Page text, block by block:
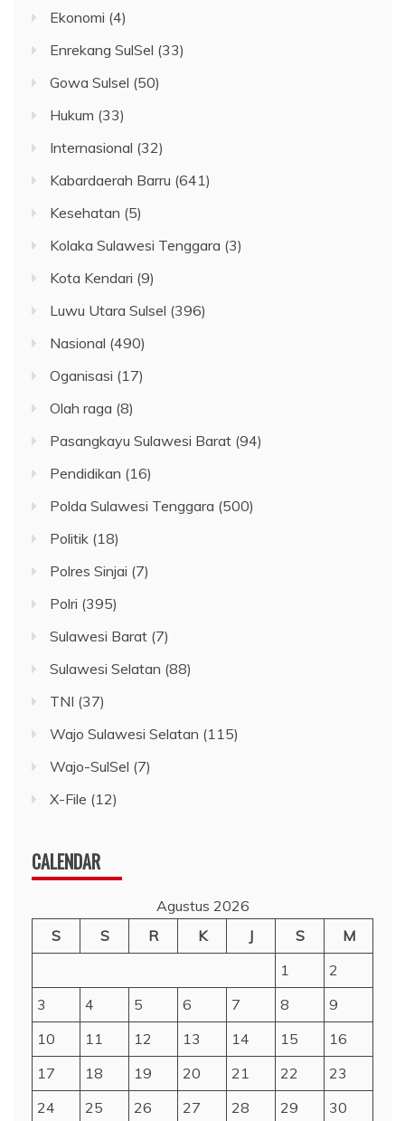
Ekonomi (4)
Enrekang SulSel (33)
Gowa Sulsel (50)
Hukum (33)
Internasional (32)
Kabardaerah Barru (641)
Kesehatan (5)
Kolaka Sulawesi Tenggara (3)
Kota Kendari (9)
Luwu Utara Sulsel (396)
Nasional (490)
Oganisasi (17)
Olah raga (8)
Pasangkayu Sulawesi Barat (94)
Pendidikan (16)
Polda Sulawesi Tenggara (500)
Politik (18)
Polres Sinjai (7)
Polri (395)
Sulawesi Barat (7)
Sulawesi Selatan (88)
TNI (37)
Wajo Sulawesi Selatan (115)
Wajo-SulSel (7)
X-File (12)
CALENDAR
Agustus 2026
S
S R K J S
M
1
2
3
4 5 6 7 8
9
10
11 12 13 14 15
16
17
18 19 20 21 22
23
24
25 26 27 28 29
30